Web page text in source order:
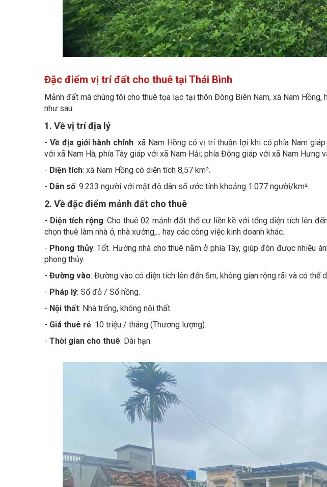
Đặc điểm vị trí đất cho thuê tại Thái Bình
Mảnh đất mà chúng tôi cho thuê tọa lạc tại thôn Đông Biên Nam, xã Nam Hồng,
như sau:
1. Về vị trí địa lý
- Về địa giới hành chính: xã Nam Hồng có vị trí thuận lợi khi có phía Nam
với xã Nam Hà; phía Tây giáp với xã Nam Hải; phía Đông giáp với xã Nam Hưng
- Diện tích: xã Nam Hồng có diện tích 8,57 km².
- Dân số: 9.233 người với mật độ dân số ước tính khoảng 1.077 người/km².
2. Về đặc điểm mảnh đất cho thuê
- Diện tích rộng: Cho thuê 02 mảnh đất thổ cư liền kề với tổng diện tích lên
chọn thuê làm nhà ở, nhà xưởng,... hay các công việc kinh doanh khác.
- Phong thủy: Tốt. Hướng nhà cho thuê nằm ở phía Tây, giúp đón được nhiều
phong thủy.
- Đường vào: Đường vào có diện tích lên đến 6m, không gian rộng rãi và có thể
- Pháp lý: Sổ đỏ / Sổ hồng.
- Nội thất: Nhà trống, không nội thất.
- Giá thuê rẻ: 10 triệu / tháng (Thương lượng).
- Thời gian cho thuê: Dài hạn.